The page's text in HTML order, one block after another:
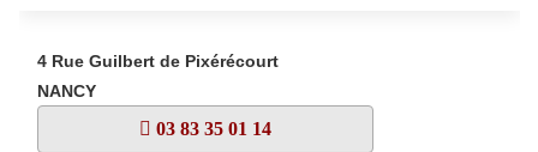
4 Rue Guilbert de Pixérécourt
NANCY
03 83 35 01 14